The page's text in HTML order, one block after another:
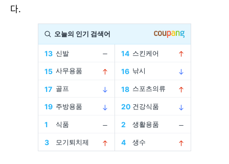
다.